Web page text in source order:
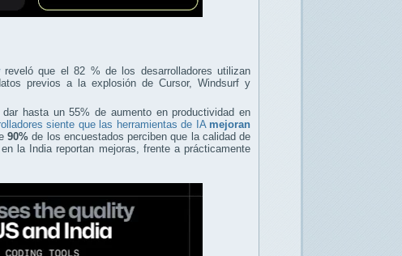
reveló que el 82 % de los desarrolladores utilizan
previos a la explosión de Cursor, Windsurf y
hasta un 55% de aumento en productividad en
siente que las herramientas de IA mejoran
90% de los encuestados perciben que la calidad de
la India reportan mejoras, frente a prácticamente